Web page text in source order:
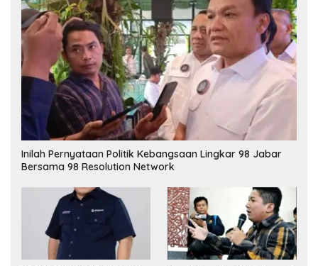
Inilah Pernyataan Politik Kebangsaan Lingkar 98 Jabar
Bersama 98 Resolution Network